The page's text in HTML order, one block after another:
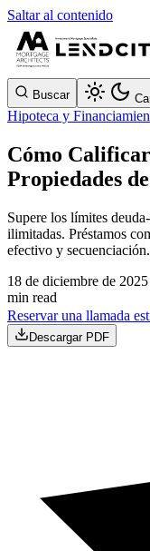
Saltar al contenido
Buscar
Hipoteca y
Cómo
Propiedades
Supere los límites
ilimitadas. Préstamos
efectivo y secuenciación.
18 de diciembre de 2025
min read
Reservar una llamada
Descargar PDF